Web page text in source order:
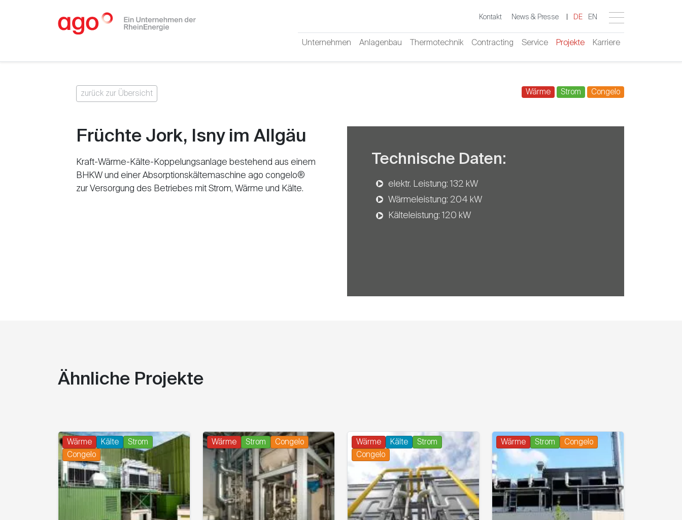
Kontakt News & Presse DE EN
Unternehmen Anlagenbau Thermotechnik Contracting Service Projekte Karriere
zurück zur Übersicht Wärme Strom Congelo
Früchte Jork, Isny im Allgäu
Kraft-Wärme-Kälte-Koppelungsanlage bestehend aus einem
BHKW und einer Absorptionskältemaschine ago congelo®
zur Versorgung des Betriebes mit Strom, Wärme und Kälte.
Technische Daten:
elektr. Leistung: 132 kW
Wärmeleistung: 204 kW
Kälteleistung: 120 kW
Ähnliche Projekte
Wärme Kälte
Strom
Congelo
Wärme Strom Congelo Wärme Kälte
Strom
Congelo
Wärme Strom Congelo